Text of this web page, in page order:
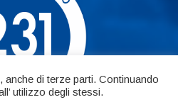
di terze parti. Continuando
utilizzo degli stessi.